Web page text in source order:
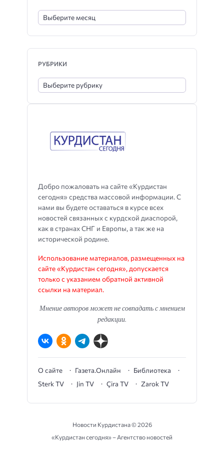
Добро пожаловать на сайте «Курдистан
сегодня» средства массовой информации. С
нами вы будете оставаться в курсе всех
новостей связанных с курдской диаспорой,
как в странах СНГ и Европы, а так же на
исторической родине.
Использование материалов, размещенных на
сайте «Курдистан сегодня», допускается
только с указанием обратной активной
ссылки на материал.
Мнение авторов может не совпадать с мнением
редакции.
О сайте Газета.Онлайн
Библиотека
Sterk TV
Jin TV Çira TV Zarok TV
РУБРИКИ
Новости Курдистана ©2026
«Курдистан сегодня» – Агентство новостей